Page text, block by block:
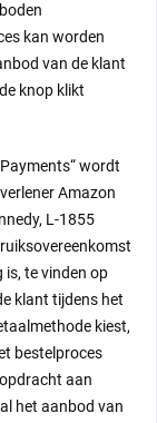
kan worden
van de klant
knop klikt
wordt
Amazon
L-1855
te vinden op
klant tijdens het
kiest,
bestelproces
aan
het aanbod van